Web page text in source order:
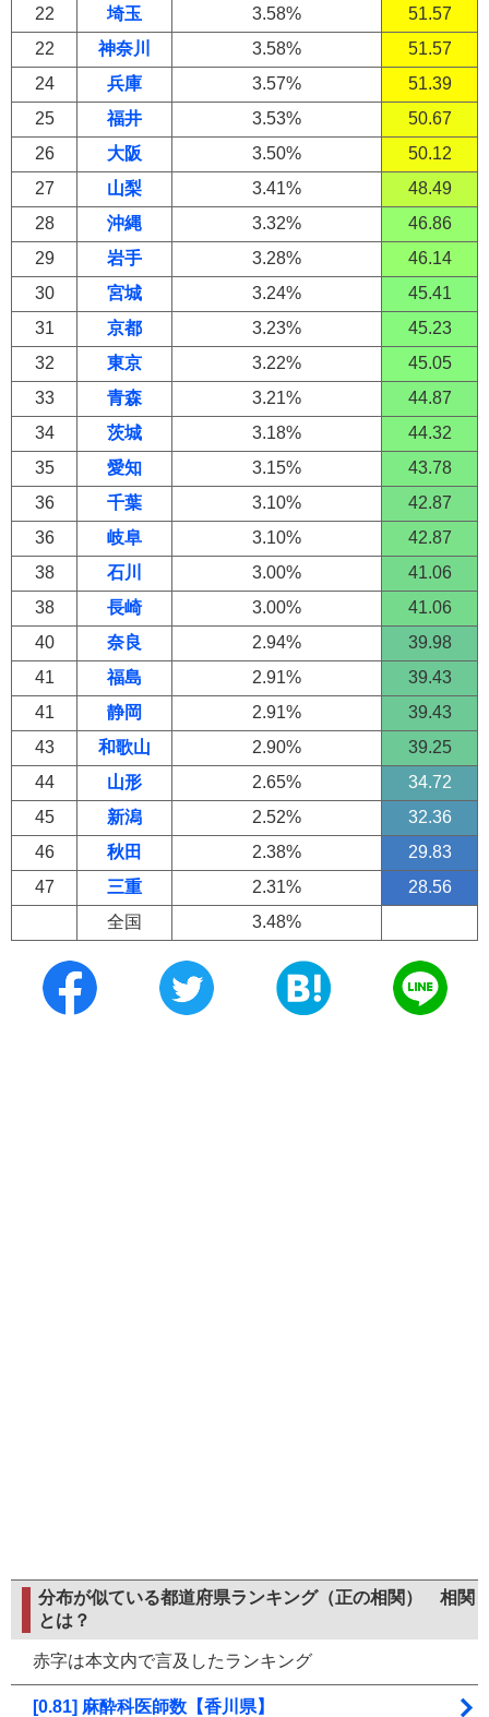
22 埼玉 3.58%
51.57
22
神奈川 3.58%
51.57
24
兵庫 3.57%
51.39
25
福井 3.53%
50.67
26
大阪 3.50%
50.12
27
山梨 3.41%
48.49
28
沖縄 3.32%
46.86
29
岩手 3.28%
46.14
30
宮城 3.24%
45.41
31
京都 3.23%
45.23
32
東京 3.22%
45.05
33
青森 3.21%
44.87
34
茨城 3.18%
44.32
35
愛知 3.15%
43.78
36
千葉 3.10%
42.87
36
岐阜 3.10%
42.87
38
石川 3.00%
41.06
38
長崎 3.00%
41.06
40
奈良 2.94%
39.98
41
福島 2.91%
39.43
41
静岡 2.91%
39.43
43
和歌山 2.90%
39.25
44
山形 2.65%
34.72
45
新潟 2.52%
32.36
46
秋田 2.38%
29.83
47
三重 2.31%
28.56
全国
3.48%
分布が似ている都道府県ランキング（正の相関） 相関
とは？
赤字は本文内で言及したランキング
[0.81] 麻酔科医師数【香川県】